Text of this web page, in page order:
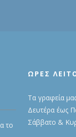
το
ΩΡΕΣ
Τα γραφεία
Δευτέρα έως
Σάββατο &